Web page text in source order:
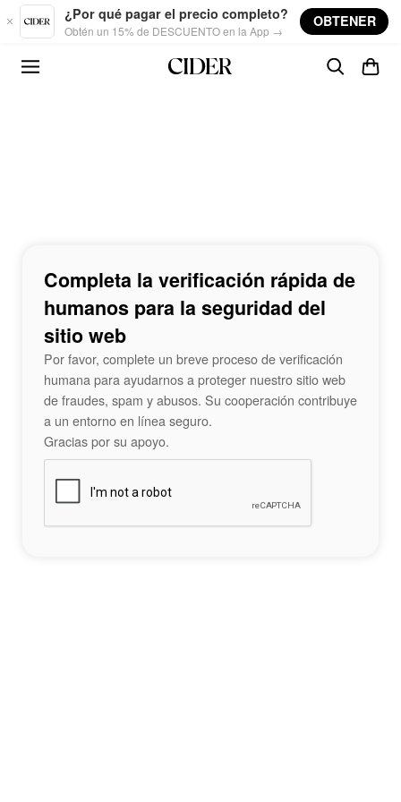
Skip to main content
¿Por qué pagar el precio completo?
Obtén un 15% de DESCUENTO en la App →
OBTENER
Completa la verificación rápida de
humanos para la seguridad del
sitio web
Por favor, complete un breve proceso de verificación
humana para ayudarnos a proteger nuestro sitio web
de fraudes, spam y abusos. Su cooperación contribuye
a un entorno en línea seguro.
Gracias por su apoyo.